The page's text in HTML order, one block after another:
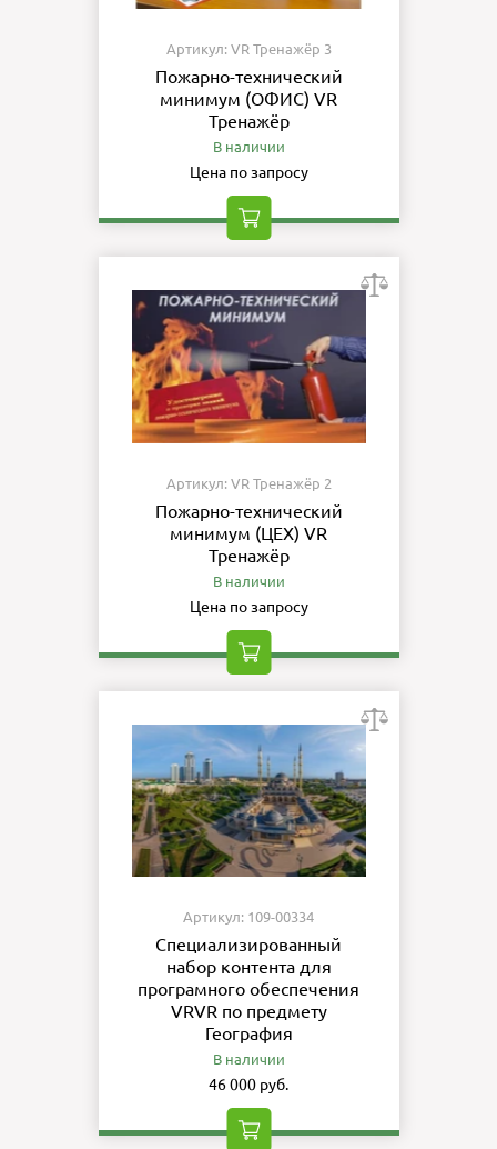
Артикул: VR Тренажёр 3
Пожарно-технический
минимум (ОФИС) VR
Тренажёр
В наличии
Цена по запросу
Артикул: VR Тренажёр 2
Пожарно-технический
минимум (ЦЕХ) VR
Тренажёр
В наличии
Цена по запросу
Артикул: 109-00334
Специализированный
набор контента для
програмного обеспечения
VRVR по предмету
География
В наличии
46 000 руб.